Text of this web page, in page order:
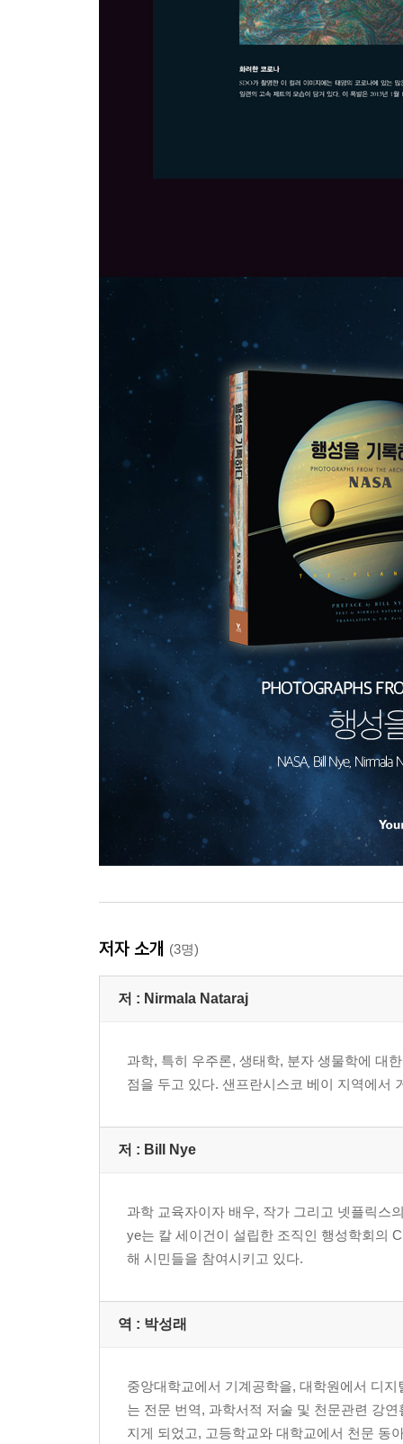
저자 소개 (3명)
저 : Nirmala Nataraj
과학, 특히 우주론, 생태학, 분자 생물학에 대
점을 두고 있다. 샌프란시스코 베이 지역에서
저 : Bill Nye
과학 교육자이자 배우, 작가 그리고 넷플릭스
ye는 칼 세이건이 설립한 조직인 행성학회의
해 시민들을 참여시키고 있다.
역 : 박성래
중앙대학교에서 기계공학을, 대학원에서 디
는 전문 번역, 과학서적 저술 및 천문관련 강
지게 되었고, 고등학교와 대학교에서 천문 동